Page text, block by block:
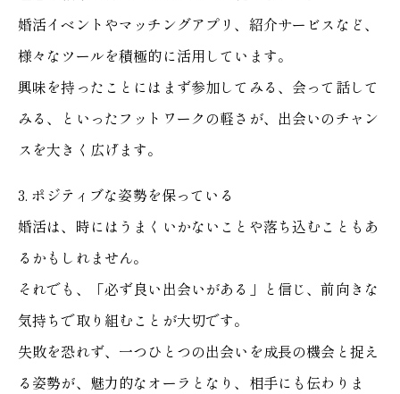
婚活イベントやマッチングアプリ、紹介サービスなど、
様々なツールを積極的に活用しています。
興味を持ったことにはまず参加してみる、会って話して
みる、といったフットワークの軽さが、出会いのチャン
スを大きく広げます。
3. ポジティブな姿勢を保っている
婚活は、時にはうまくいかないことや落ち込むこともあ
るかもしれません。
それでも、「必ず良い出会いがある」と信じ、前向きな
気持ちで取り組むことが大切です。
失敗を恐れず、一つひとつの出会いを成長の機会と捉え
る姿勢が、魅力的なオーラとなり、相手にも伝わりま